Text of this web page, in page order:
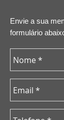
Envie a sua
formulário